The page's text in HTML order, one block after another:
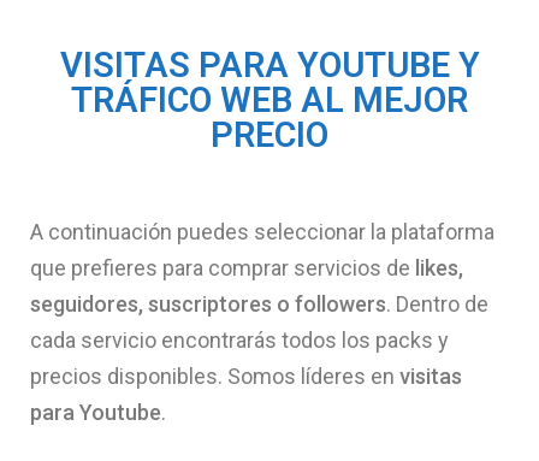
VISITAS PARA YOUTUBE Y
TRÁFICO WEB AL MEJOR
PRECIO
A continuación puedes seleccionar la plataforma
que prefieres para comprar servicios de likes,
seguidores, suscriptores o followers. Dentro de
cada servicio encontrarás todos los packs y
precios disponibles. Somos líderes envisitas
para Youtube.